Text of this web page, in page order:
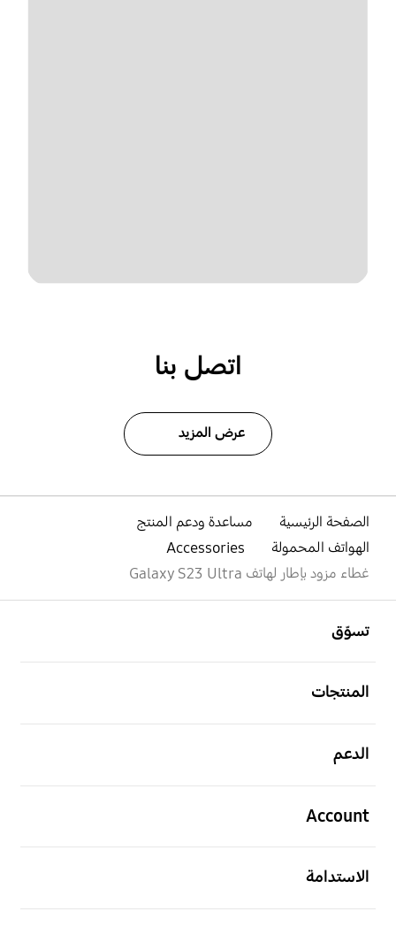
اتصل بنا
عرض المزيد
الصفحة الرئيسية
مساعدة ودعم المنتج
الهواتف المحمولة
Accessories
غطاء مزود بإطار لهاتف Galaxy S23 Ultra
تسوّق
المنتجات
الدعم
Account
الاستدامة